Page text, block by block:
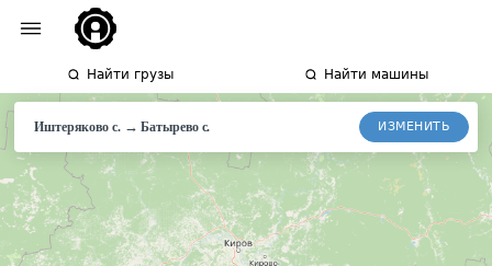
Найти грузы Найти машины
Иштеряково с.→Батырево с. ИЗМЕНИТЬ